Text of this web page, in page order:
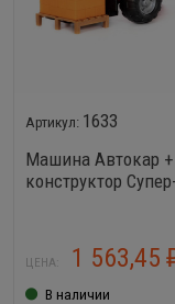
1633
Машина Автокар +
конструктор
ЦЕНА: 1 563,45
В наличии